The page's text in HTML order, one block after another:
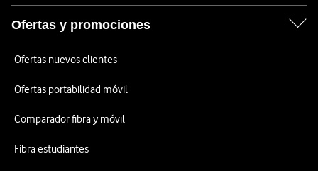
Ofertas y promociones
Ofertas nuevos clientes
Ofertas portabilidad móvil
Comparador fibra y móvil
Fibra estudiantes